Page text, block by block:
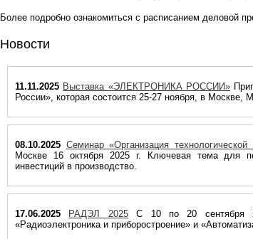
Более подробно ознакомиться с расписанием деловой
Новости
11.11.2025 Выставка «ЭЛЕКТРОНИКА РОССИИ»
России», которая состоится 25-27 ноября, в Москве,
08.10.2025 Семинар «Организация
Москве 16 октября 2025 г. Ключевая тема для
инвестиций в производство.
17.06.2025 РАДЭЛ 2025С 10 по 20 сентября
«Радиоэлектроника и приборостроение» и